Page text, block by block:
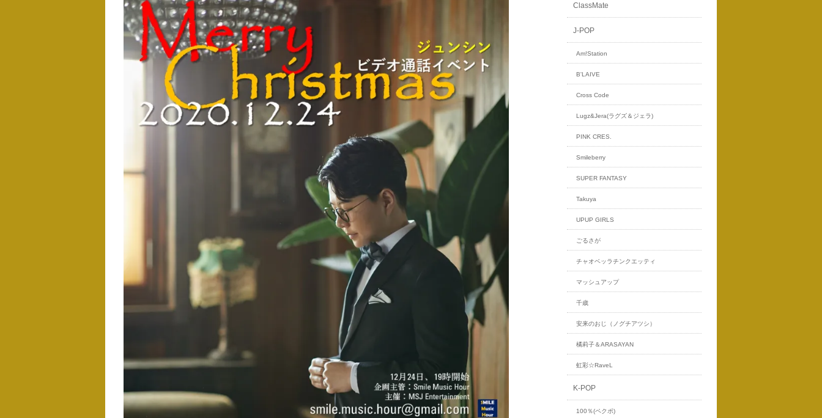
ClassMate
J-POP
Am!Station
B'LAIVE
Cross Code
Lugz&Jera(ラグズ＆ジェラ)
PINK CRES.
Smileberry
SUPER FANTASY
Takuya
UPUP GIRLS
ごるさが
チャオベッラチンクエッティ
マッシュアップ
千歳
安来のおじ（ノグチアツシ）
橘莉子＆ARASAYAN
虹彩☆RaveL
K-POP
100％(ペクポ)